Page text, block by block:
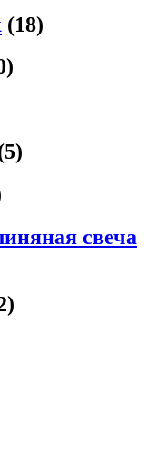
(18)
свеча